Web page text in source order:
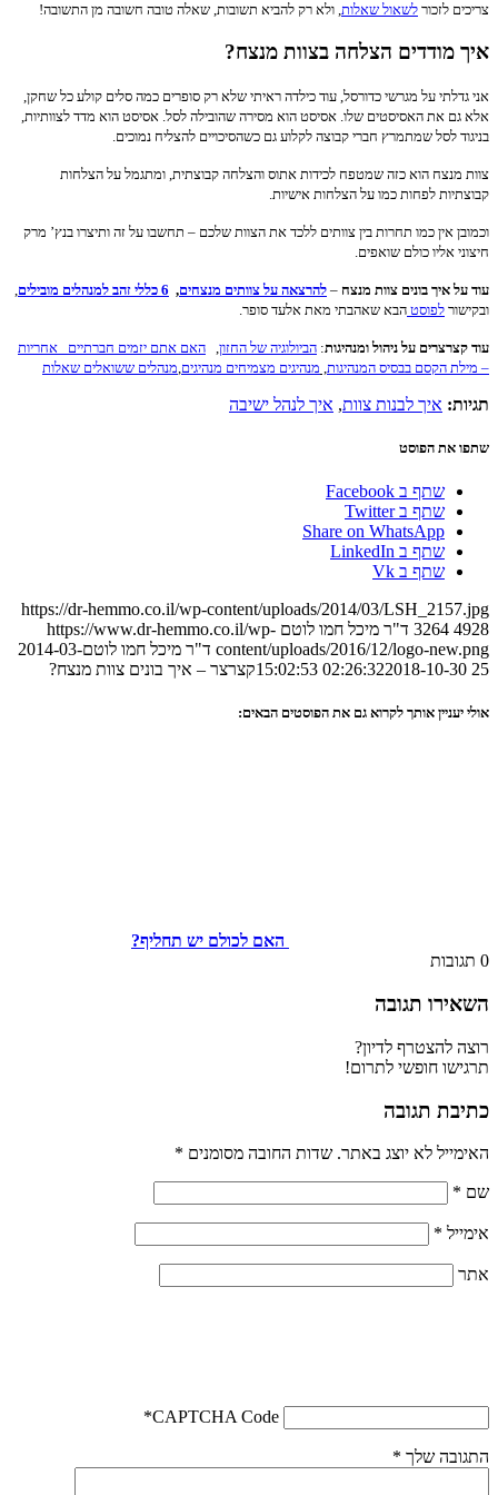
צריכים לזכור לשאול שאלות, ולא רק להביא תשובות, שאלה טובה חשובה מן התשובה!
איך מודדים הצלחה בצוות מנצח?
אני גדלתי על מגרשי כדורסל, עוד כילדה ראיתי שלא רק סופרים כמה סלים קולע כל שחקן,
אלא גם את האסיסטים שלו. אסיסט הוא מסירה שהובילה לסל. אסיסט הוא מדד לצוותיות,
בניגוד לסל שמתמרץ חברי קבוצה לקלוע גם כשהסיכויים להצליח נמוכים.
צוות מנצח הוא כזה שמטפח לכידות אתוס והצלחה קבוצתית, ומתגמל על הצלחות
קבוצתיות לפחות כמו על הצלחות אישיות.
וכמובן אין כמו תחרות בין צוותים ללכד את הצוות שלכם – תחשבו על זה ותיצרו בנץ’ מרק
חיצוני אליו כולם שואפים.
עוד על איך בונים צוות מנצח – להרצאה על צוותים מנצחים, 6 כללי זהב למנהלים מובילים
ובקישור לפוסט הבא שאהבתי מאת אלעד סופר.
עוד קצרצרים על ניהול ומנהיגות: הביולוגיה של החזון האם אתם יזמים חברתיים אחריות
– מילת הקסם בבסיס המנהיגות מנהיגים מצמיחים מנהיגים מנהלים ששואלים שאלות
תגיות: איך לבנות צוות, איך לנהל ישיבה
שתפו את הפוסט
שתף ב Facebook
שתף ב Twitter
Share on WhatsApp
שתף ב LinkedIn
שתף ב Vk
https://dr-hemmo.co.il/wp-content/uploads/2014/03/LSH_2157.jpg
3264 4928 ד"ר מיכל חמו לוטם https://www.dr-hemmo.co.il/wp-
content/uploads/2016/12/logo-new.png ד"ר מיכל חמו לוטם2014-03-
25 02:26:32
2018-10-30 15:02:53 קצרצר – איך בונים צוות מנצח?
אולי יעניין אותך לקרוא גם את הפוסטים הבאים:
האם לכולם יש תחליף?
0 תגובות
השאירו תגובה
רוצה להצטרף לדיון?
תרגישו חופשי לתרום!
כתיבת תגובה
האימייל לא יוצג באתר. שדות החובה מסומנים *
שם *
אימייל *
אתר
CAPTCHA Code
*
התגובה שלך *